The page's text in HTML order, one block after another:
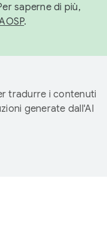
saperne di più,
.
tradurre i contenuti
generate dall'AI